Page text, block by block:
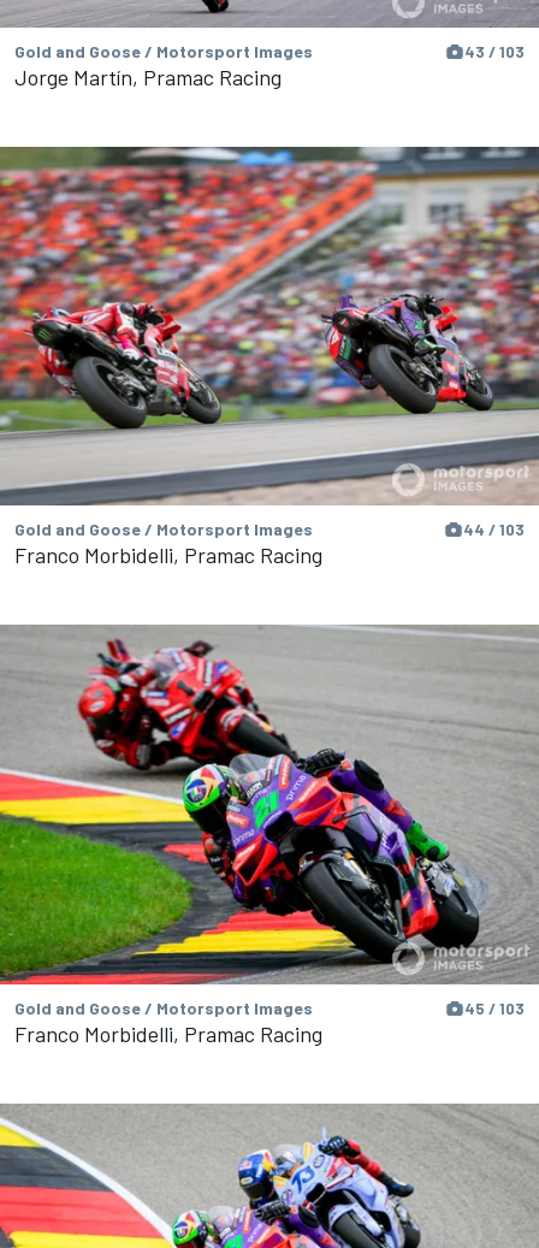
Gold and Goose / Motorsport Images 43 / 103
Jorge Martín, Pramac Racing
Gold and Goose / Motorsport Images 44 / 103
Franco Morbidelli, Pramac Racing
Gold and Goose / Motorsport Images 45 / 103
Franco Morbidelli, Pramac Racing